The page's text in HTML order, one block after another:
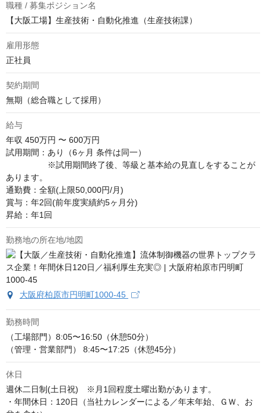
職種 / 募集ポジション名
【大阪工場】生産技術・自動化推進（生産技術課）
雇用形態
正社員
契約期間
無期（総合職として採用）
給与
年収 450万円 〜 600万円
試用期間：あり（6ヶ月 条件は同一）
※試用期間終了後、等級と基本給の見直しをすることが
あります。
通勤費：全額(上限50,000円/月)
賞与：年2回(前年度実績約5ヶ月分)
昇給：年1回
勤務地の所在地/地図
大阪府柏原市円明町1000-45
勤務時間
（工場部門）8:05〜16:50（休憩50分）
（管理・営業部門） 8:45〜17:25（休憩45分）
休日
週休二日制(土日祝)　※月1回程度土曜出勤があります。
・年間休日：120日（当社カレンダーによる／年末年始、ＧＷ、お